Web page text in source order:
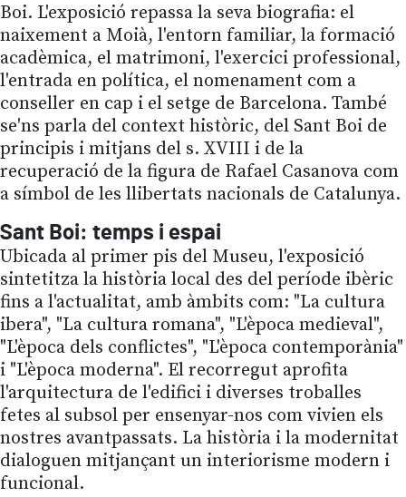
Boi. L'exposició repassa la seva biografia: el
naixement a Moià, l'entorn familiar, la formació
acadèmica, el matrimoni, l'exercici professional,
l'entrada en política, el nomenament com a
conseller en cap i el setge de Barcelona. També
se'ns parla del context històric, del Sant Boi de
principis i mitjans del s. XVIII i de la
recuperació de la figura de Rafael Casanova com
a símbol de les llibertats nacionals de Catalunya.
Sant Boi: temps i espai
Ubicada al primer pis del Museu, l'exposició
sintetitza la història local des del període ibèric
fins a l'actualitat, amb àmbits com: "La cultura
ibera", "La cultura romana", "L'època medieval",
"L'època dels conflictes", "L'època contemporània"
i "L'època moderna". El recorregut aprofita
l'arquitectura de l'edifici i diverses troballes
fetes al subsol per ensenyar-nos com vivien els
nostres avantpassats. La història i la modernitat
dialoguen mitjançant un interiorisme modern i
funcional.